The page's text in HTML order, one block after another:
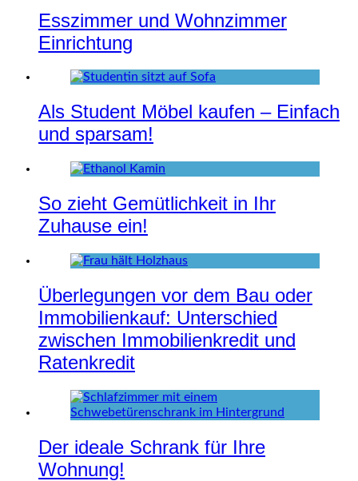
Esszimmer und Wohnzimmer
Einrichtung
Als Student Möbel kaufen – Einfach
und sparsam!
So zieht Gemütlichkeit in Ihr
Zuhause ein!
Überlegungen vor dem Bau oder
Immobilienkauf: Unterschied
zwischen Immobilienkredit und
Ratenkredit
Der ideale Schrank für Ihre
Wohnung!